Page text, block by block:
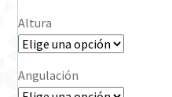
Verification Required
Welcome to DELTA
Altura
Angulación